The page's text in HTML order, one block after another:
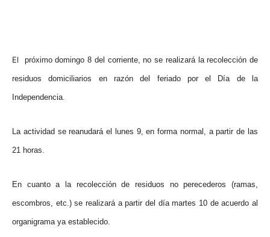
El próximo domingo 8 del corriente, no se realizará la recolección de
residuos domiciliarios en razón del feriado por el Día de la
Independencia.
La actividad se reanudará el lunes 9, en forma normal, a partir de las
21 horas.
En cuanto a la recolección de residuos no perecederos (ramas,
escombros, etc.) se realizará a partir del día martes 10 de acuerdo al
organigrama ya establecido.